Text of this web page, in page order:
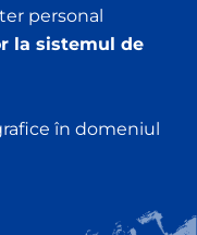
personal
la sistemul de
în domeniul